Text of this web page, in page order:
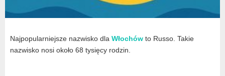
Najpopularniejsze nazwisko dla Włochów to Russo. Takie
nazwisko nosi około 68 tysięcy rodzin.